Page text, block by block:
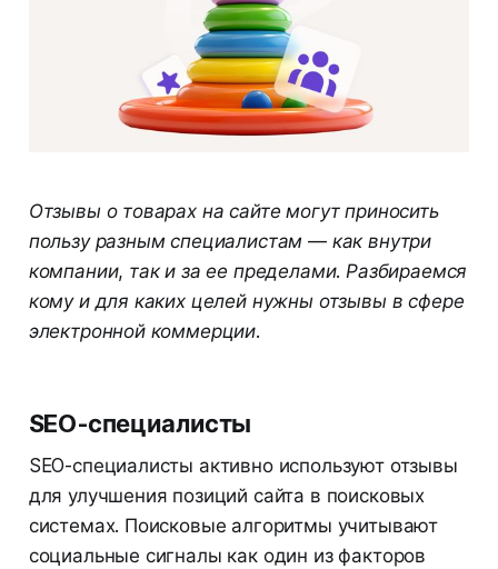
Отзывы о товарах на сайте могут приносить
пользу разным специалистам — как внутри
компании, так и за ее пределами. Разбираемся
кому и для каких целей нужны отзывы в сфере
электронной коммерции.
SEO-специалисты
SEO-специалисты активно используют отзывы
для улучшения позиций сайта в поисковых
системах. Поисковые алгоритмы учитывают
социальные сигналы как один из факторов